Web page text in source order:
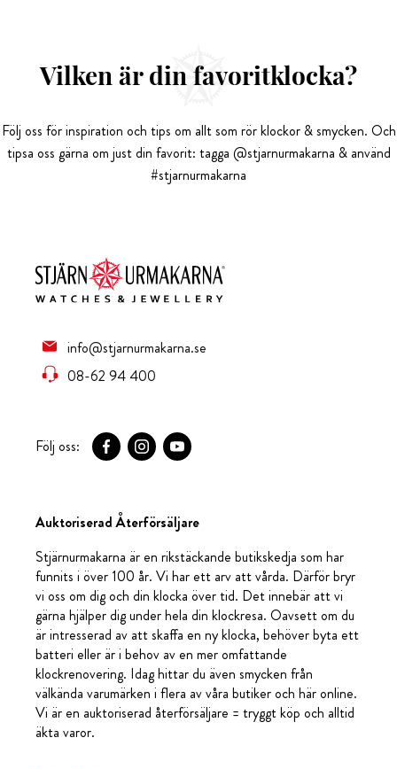
Vilken är din favoritklocka?
Följ oss för inspiration och tips om allt som rör klockor & smycken. Och
tipsa oss gärna om just din favorit: tagga @stjarnurmakarna & använd
#stjarnurmakarna
info@stjarnurmakarna.se
08-62 94 400
Följ oss:
Auktoriserad Återförsäljare
Stjärnurmakarna är en rikstäckande butikskedja som har
funnits i över 100 år. Vi har ett arv att vårda. Därför bryr
vi oss om dig och din klocka över tid. Det innebär att vi
gärna hjälper dig under hela din klockresa. Oavsett om du
är intresserad av att skaffa en ny klocka, behöver byta ett
batteri eller är i behov av en mer omfattande
klockrenovering. Idag hittar du även smycken från
välkända varumärken i flera av våra butiker och här online.
Vi är en auktoriserad återförsäljare = tryggt köp och alltid
äkta varor.